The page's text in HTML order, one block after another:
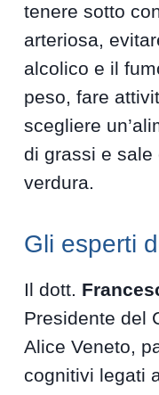
tenere sotto
arteriosa,
alcolico e il
peso, fare
scegliere
di grassi e sale
verdura.
Gli esperti
Il dott.
Presidente del
Alice Veneto,
cognitivi legati